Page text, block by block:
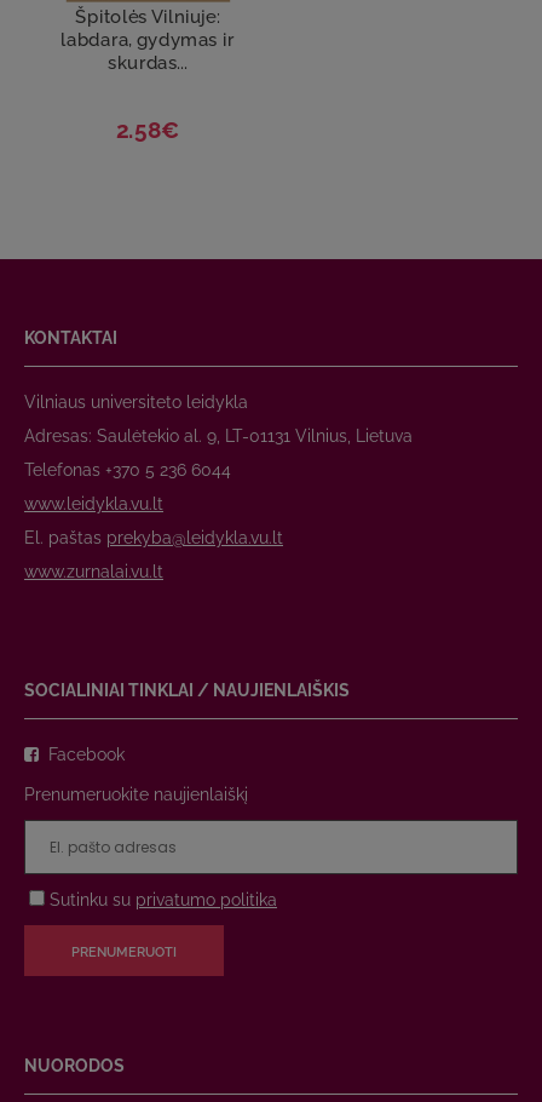
Špitolės Vilniuje:
labdara, gydymas ir
skurdas...
2.58€
KONTAKTAI
Vilniaus universiteto leidykla
Adresas: Saulėtekio al. 9, LT-01131 Vilnius, Lietuva
Telefonas +370 5 236 6044
www.leidykla.vu.lt
El. paštas prekyba@leidykla.vu.lt
www.zurnalai.vu.lt
SOCIALINIAI TINKLAI / NAUJIENLAIŠKIS
Facebook
Prenumeruokite naujienlaiškį
Sutinku su privatumo politika
PRENUMERUOTI
NUORODOS